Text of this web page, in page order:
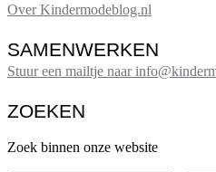
Over Kindermodeblog.nl
SAMENWERKEN
Stuur een mailtje naar
ZOEKEN
Zoek binnen onze website